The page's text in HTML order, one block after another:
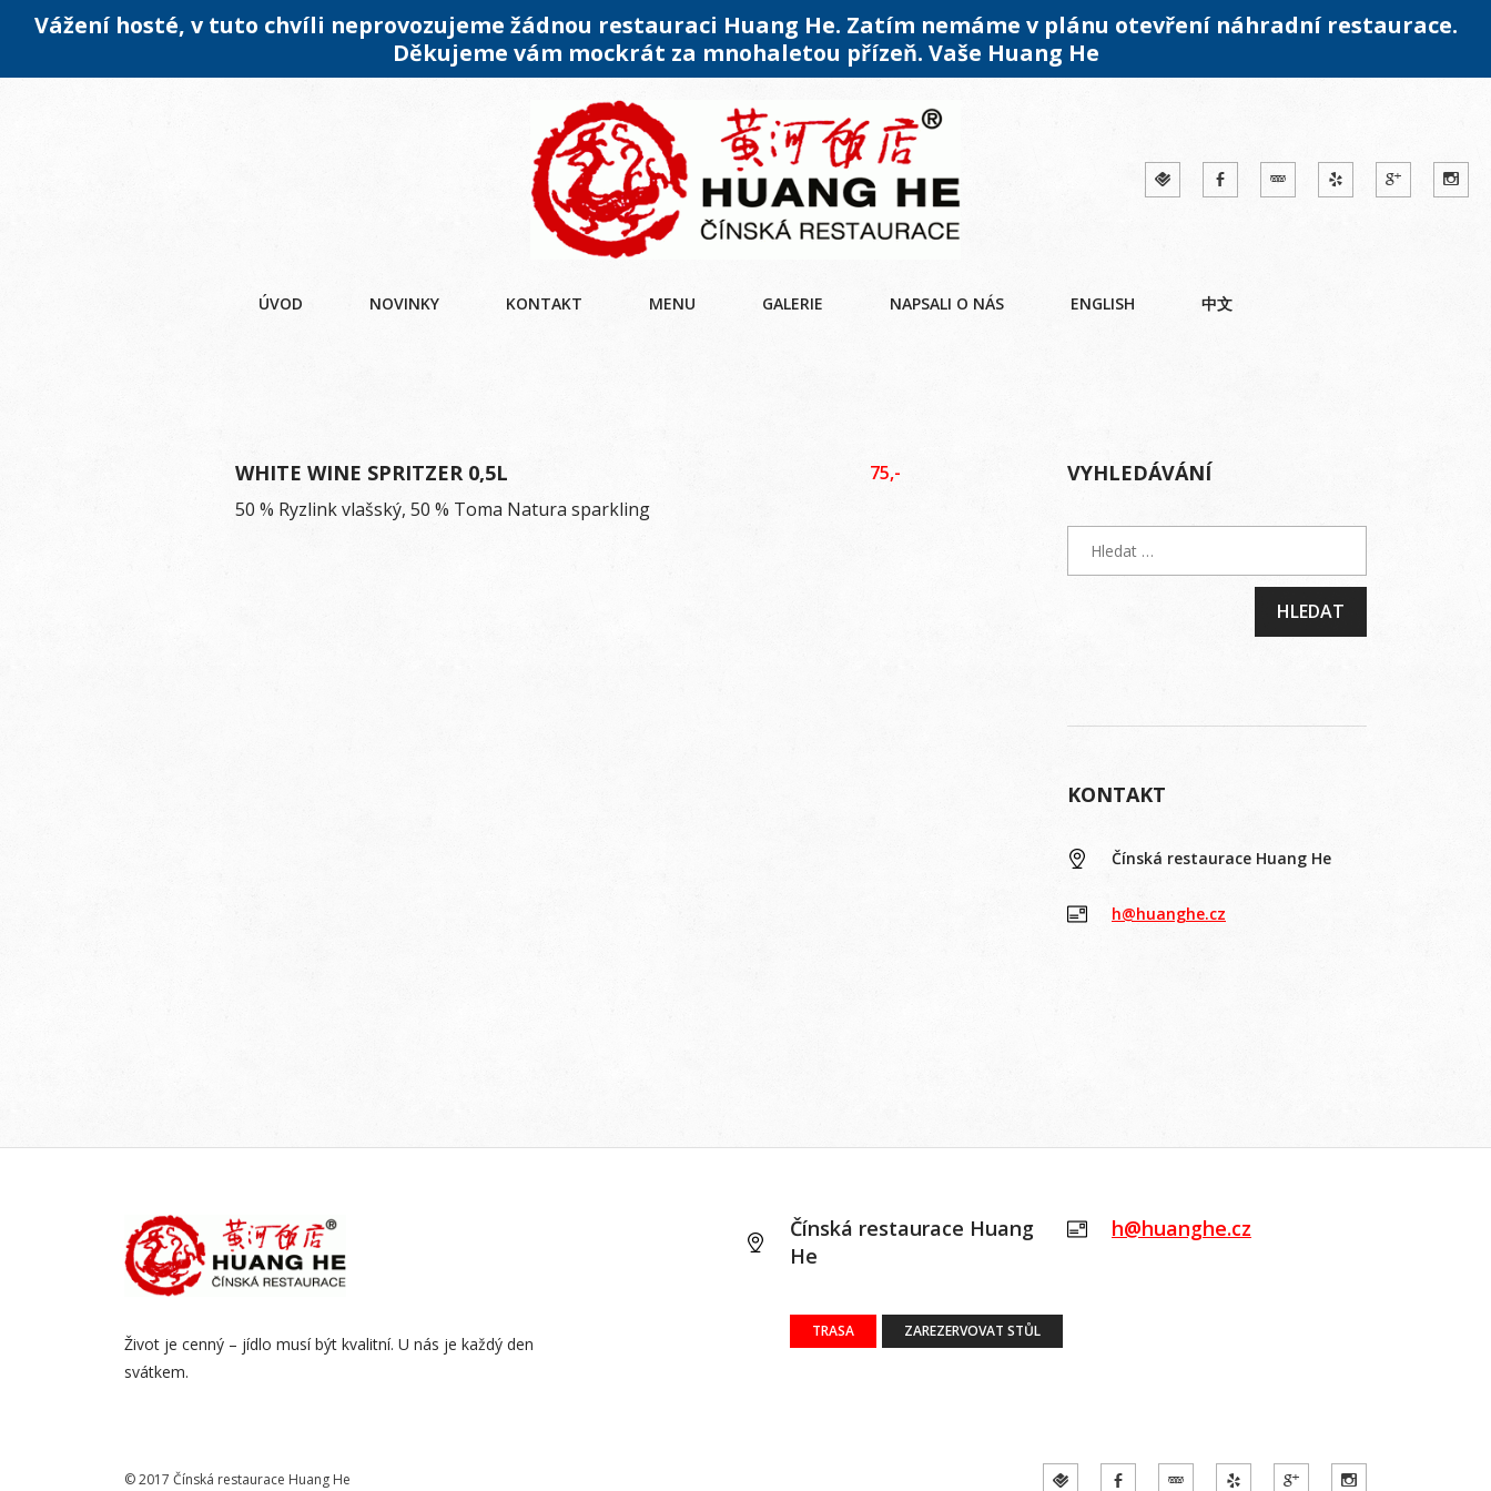
Vážení hosté, v tuto chvíli neprovozujeme žádnou restauraci Huang He. Zatím nemáme v plánu otevření náhradní restaurace.
Děkujeme vám mockrát za mnohaletou přízeň. Vaše Huang He
ÚVOD NOVINKY KONTAKT MENU GALERIE NAPSALI O NÁS ENGLISH 中文
WHITE WINE SPRITZER 0,5L
75,-
50 % Ryzlink vlašský, 50 % Toma Natura sparkling
VYHLEDÁVÁNÍ
KONTAKT
Čínská restaurace Huang He
h@huanghe.cz
Život je cenný – jídlo musí být kvalitní. U nás je každý den
svátkem.
Čínská restaurace Huang
He
h@huanghe.cz
TRASA ZAREZERVOVAT STŮL
© 2017 Čínská restaurace Huang He